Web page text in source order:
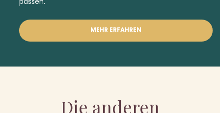
MEHR ERFAHREN
Die anderen